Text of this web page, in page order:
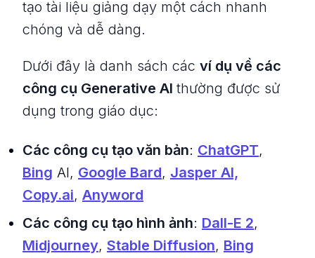
tạo tài liệu giảng dạy một cách nhanh
chóng và dễ dàng.
Dưới đây là danh sách các ví dụ về các
công cụ Generative AI thường được sử
dụng trong giáo dục:
Các công cụ tạo văn bản: ChatGPT,
Bing AI, Google Bard, Jasper AI,
Copy.ai, Anyword
Các công cụ tạo hình ảnh: Dall-E 2,
Midjourney, Stable Diffusion, Bing